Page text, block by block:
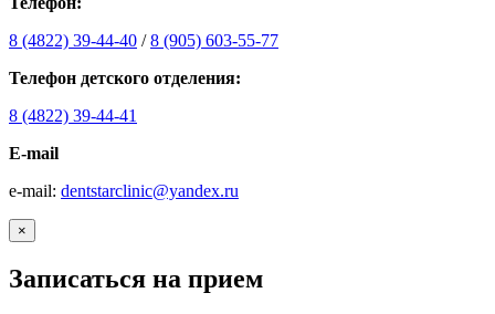
8 (4822) 39-44-40 /8 (905) 603-55-77
Телефон детского отделения:
8 (4822) 39-44-41
E-mail
е-mail: dentstarclinic@yandex.ru
×
Записаться на прием